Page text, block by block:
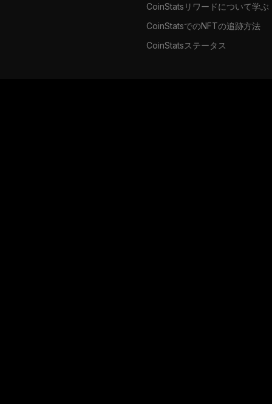
CoinStatsリワードについて学ぶ
CoinStatsでのNFTの追跡方法
CoinStatsステータス